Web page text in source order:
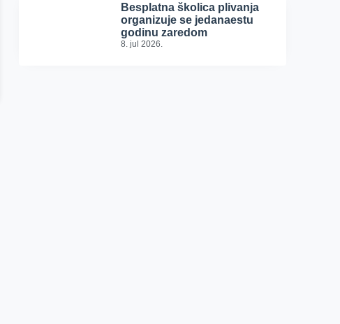
Besplatna školica plivanja
organizuje se jedanaestu
godinu zaredom
8. jul 2026.